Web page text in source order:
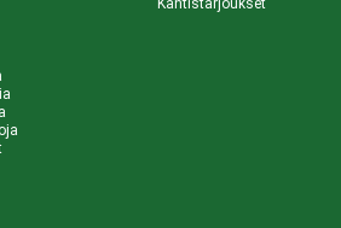
Kantistarjoukset